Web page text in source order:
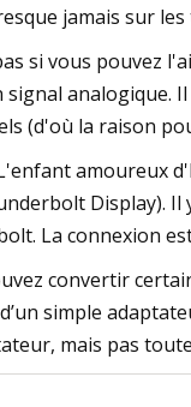
jamais sur
si vous pouvez
signal analogique.
(d'où la raison
amoureux
Display). Il
La connexion
convertir
simple
mais pas